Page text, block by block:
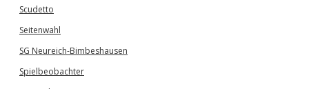
Scudetto
Seitenwahl
SG Neureich-Bimbeshausen
Spielbeobachter